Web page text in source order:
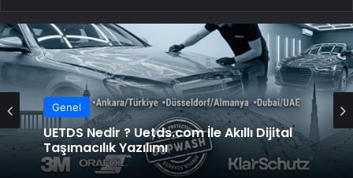
Genel
UETDS Nedir ? Uetds.com İle Akıllı Dijital
Taşımacılık Yazılımı